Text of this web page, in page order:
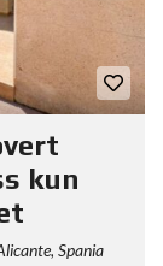
kun
Spania